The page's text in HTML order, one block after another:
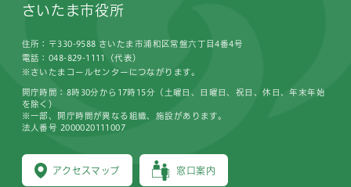
さいたま市役所
住所：〒330-9588 さいたま市浦和区常盤六丁目4番4号
電話：048-829-1111（代表）
※さいたまコールセンターにつながります。
アクセスマップ 窓口案内
開庁時間：8時30分から17時15分（土曜日、日曜日、祝日、休日、年末年始
を除く）
※一部、開庁時間が異なる組織、施設があります。
法人番号 2000020111007